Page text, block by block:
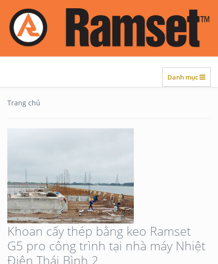
Danh mục
Trang chủ
Khoan cấy thép bằng keo Ramset
G5 pro công trình tại nhà máy Nhiệt
Điện Thái Bình 2